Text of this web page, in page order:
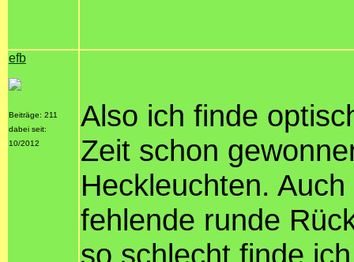
efb
Beiträge: 211
dabei seit:
10/2012
Also ich finde
Zeit schon
Heckleuchten.
fehlende runde
so schlecht finde